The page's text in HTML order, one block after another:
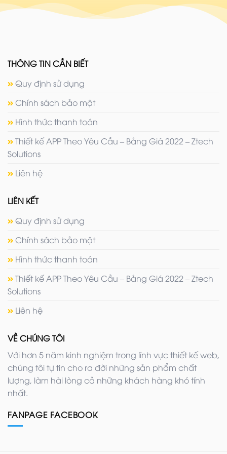
THÔNG TIN CẦN BIẾT
Quy định sử dụng
Chính sách bảo mật
Hình thức thanh toán
Thiết kế APP Theo Yêu Cầu – Bảng Giá 2022 – Ztech
Solutions
Liên hệ
LIÊN KẾT
Quy định sử dụng
Chính sách bảo mật
Hình thức thanh toán
Thiết kế APP Theo Yêu Cầu – Bảng Giá 2022 – Ztech
Solutions
Liên hệ
VỀ CHÚNG TÔI
Với hơn 5 năm kinh nghiệm trong lĩnh vực thiết kế web,
chúng tôi tự tin cho ra đời những sản phẩm chất
lượng, làm hài lòng cả những khách hàng khó tính
nhất.
FANPAGE FACEBOOK